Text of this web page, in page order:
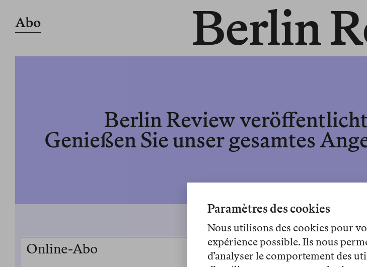
Abo Berlin
Berlin Review
Genießen Sie unser gesamtes
Online-Abo
Print+Online
Paramètres des cookies
Nous utilisons des cookies pour
expérience possible. Ils nous
d’analyser le comportement des